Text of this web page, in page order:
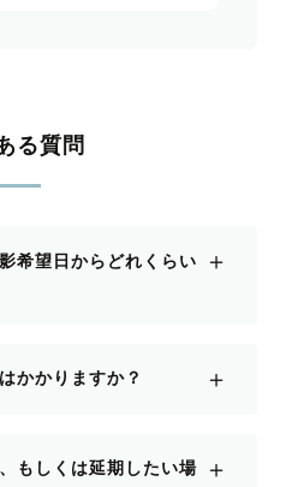
る質問
希望日からどれくらい
＋
かかりますか？ ＋
もしくは延期したい場
＋